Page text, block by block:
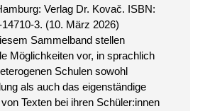
Verlag Dr. Kovač. ISBN:
3. (10. März 2026)
Sammelband stellen
Möglichkeiten vor, in sprachlich
Schulen sowohl
als auch das eigenständige
Texten bei ihren Schüler:innen